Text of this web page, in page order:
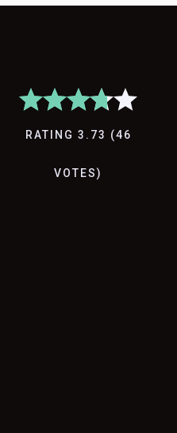
RATING 3.73 (46
VOTES)